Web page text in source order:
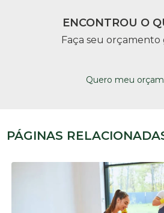
ENCONTROU O
Faça seu orçamento
Quero meu
PÁGINAS